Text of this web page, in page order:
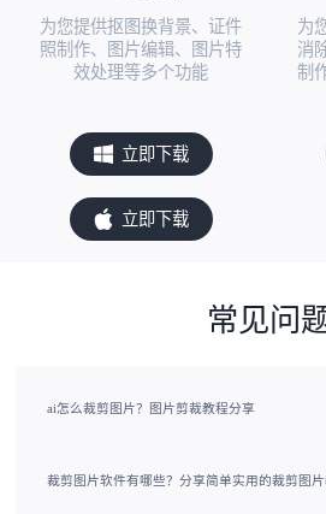
为您提供抠图换背景、证件
照制作、图片编辑、图片特
效处理等多个功能
立即下载
立即下载
为
消
制
常见问
ai怎么裁剪图片？图片剪裁教程分享
裁剪图片软件有哪些？分享简单实用的裁剪图